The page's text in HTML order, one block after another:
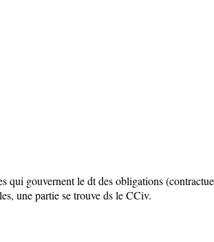
qui gouvernent le dt des obligations
une partie se trouve ds le CCiv.